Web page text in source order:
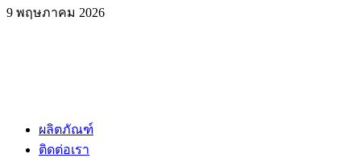
9 พฤษภาคม 2026
ผลิตภัณฑ์
ติดต่อเรา